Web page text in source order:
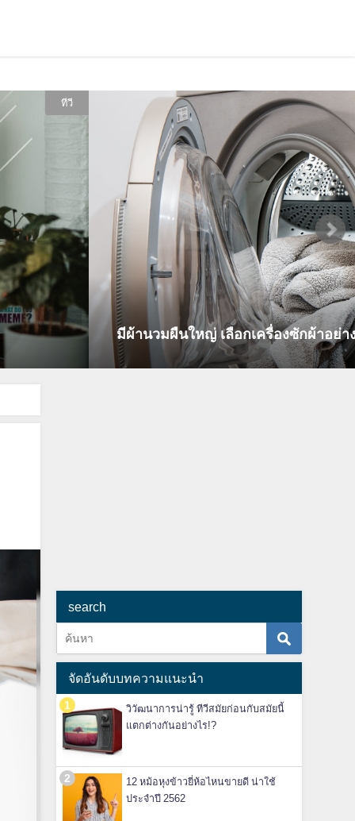
เครื่องซักผ้า
งสะอาด หอม ฟิน! ตู้เย็น 2 ประตู ไม่เย็น ส
search
จัดอันดับบทความแนะนำ
วิวัฒนาการน่ารู้ ทีวีสมัยก่อนกับสมัยนี้
แตกต่างกันอย่างไร!?
12 หม้อหุงข้าวยี่ห้อไหนขายดี น่าใช้
ประจำปี 2562